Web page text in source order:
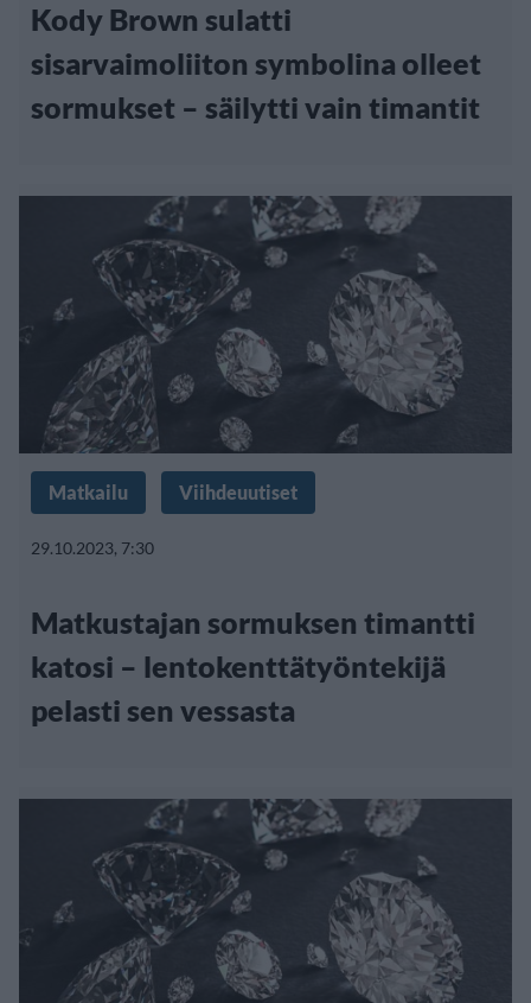
Kody Brown sulatti
sisarvaimoliiton symbolina olleet
sormukset – säilytti vain timantit
Matkailu Viihdeuutiset
29.10.2023, 7:30
Matkustajan sormuksen timantti
katosi – lentokenttätyöntekijä
pelasti sen vessasta